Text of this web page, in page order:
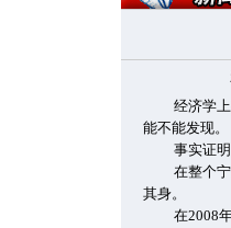
经济学
能不能发现。
事实证
在整个
其身。
在2008